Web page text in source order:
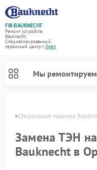
FIX-BAUKNECHT
Ремонт устройств
Bauknecht
Специализированный
cервисный центр г.Орёл
Мы ремонтируем
Стиральная машина
Замена ТЭН
Bauknecht в